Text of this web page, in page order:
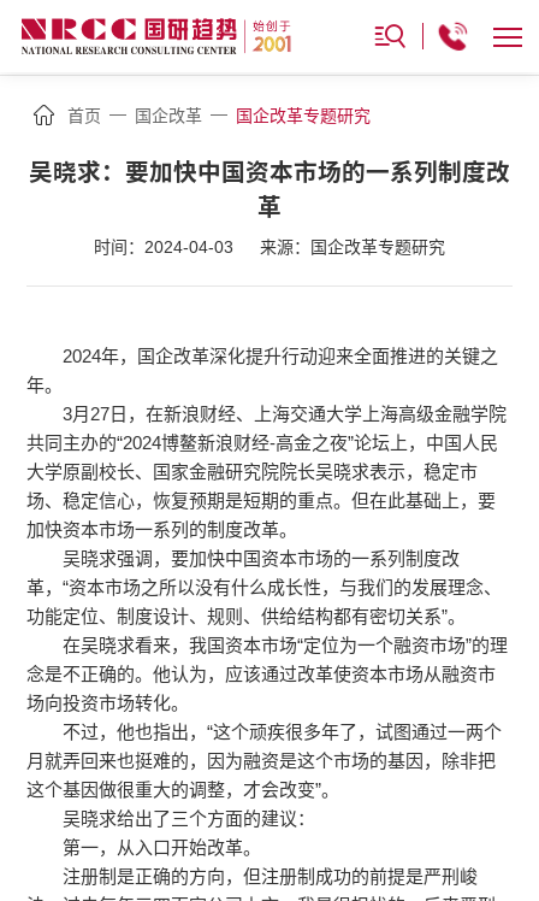
首页 — 国企改革 — 国企改革专题研究
吴晓求：要加快中国资本市场的一系列制度改
革
时间：2024-04-03 来源：国企改革专题研究
2024年，国企改革深化提升行动迎来全面推进的关键之
年。
3月27日，在新浪财经、上海交通大学上海高级金融学院
共同主办的“2024博鳌新浪财经-高金之夜”论坛上，中国人民
大学原副校长、国家金融研究院院长吴晓求表示，稳定市
场、稳定信心，恢复预期是短期的重点。但在此基础上，要
加快资本市场一系列的制度改革。
吴晓求强调，要加快中国资本市场的一系列制度改
革，“资本市场之所以没有什么成长性，与我们的发展理念、
功能定位、制度设计、规则、供给结构都有密切关系”。
在吴晓求看来，我国资本市场“定位为一个融资市场”的理
念是不正确的。他认为，应该通过改革使资本市场从融资市
场向投资市场转化。
不过，他也指出，“这个顽疾很多年了，试图通过一两个
月就弄回来也挺难的，因为融资是这个市场的基因，除非把
这个基因做很重大的调整，才会改变”。
吴晓求给出了三个方面的建议：
第一，从入口开始改革。
注册制是正确的方向，但注册制成功的前提是严刑峻